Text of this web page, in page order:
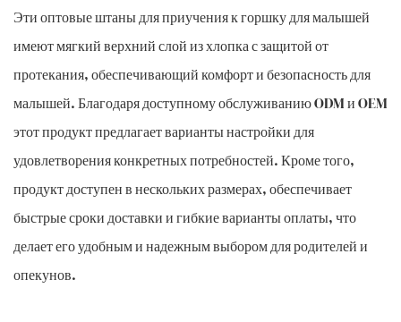
Эти оптовые штаны для приучения к горшку для малышей
имеют мягкий верхний слой из хлопка с защитой от
протекания, обеспечивающий комфорт и безопасность для
малышей. Благодаря доступному обслуживанию ODM и OEM
этот продукт предлагает варианты настройки для
удовлетворения конкретных потребностей. Кроме того,
продукт доступен в нескольких размерах, обеспечивает
быстрые сроки доставки и гибкие варианты оплаты, что
делает его удобным и надежным выбором для родителей и
опекунов.